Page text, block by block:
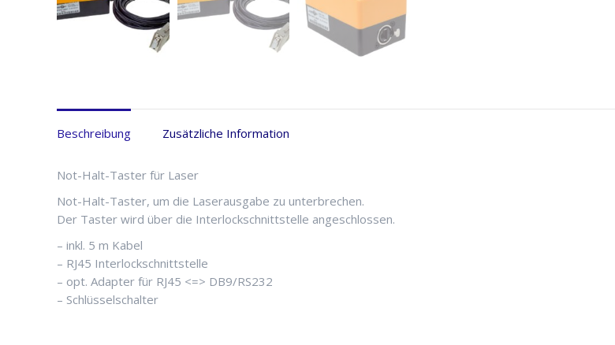
Beschreibung Zusätzliche Information
Not-Halt-Taster für Laser
Not-Halt-Taster, um die Laserausgabe zu unterbrechen.
Der Taster wird über die Interlockschnittstelle angeschlossen.
– inkl. 5 m Kabel
– RJ45 Interlockschnittstelle
– opt. Adapter für RJ45 <=> DB9/RS232
– Schlüsselschalter